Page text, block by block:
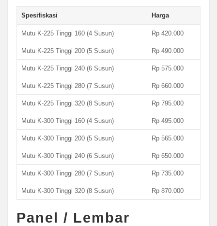
Spesifiskasi Harga
Mutu K-225 Tinggi 160 (4 Susun) Rp 420.000
Mutu K-225 Tinggi 200 (5 Susun) Rp 490.000
Mutu K-225 Tinggi 240 (6 Susun) Rp 575.000
Mutu K-225 Tinggi 280 (7 Susun) Rp 660.000
Mutu K-225 Tinggi 320 (8 Susun) Rp 795.000
Mutu K-300 Tinggi 160 (4 Susun) Rp 495.000
Mutu K-300 Tinggi 200 (5 Susun) Rp 565.000
Mutu K-300 Tinggi 240 (6 Susun) Rp 650.000
Mutu K-300 Tinggi 280 (7 Susun) Rp 735.000
Mutu K-300 Tinggi 320 (8 Susun) Rp 870.000
Panel / Lembar